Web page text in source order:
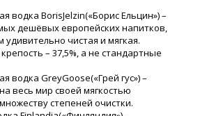
водка BorisJelzin(«Борис Ельцин») –
дешёвых европейских напитков,
удивительно чистая и мягкая.
– 37,5%, а не стандартные
водка GreyGoose(«Грей гус») –
весь мир своей мягкостью
степеней очистки.